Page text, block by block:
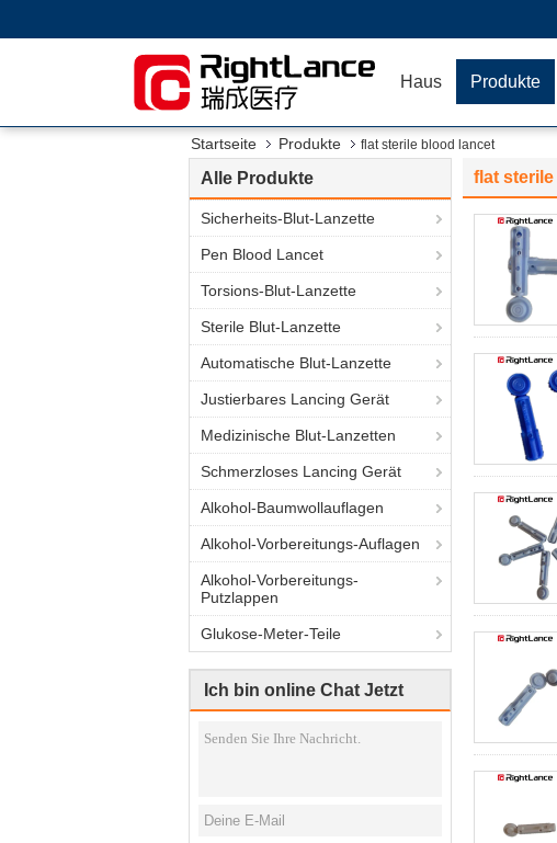
Haus Produkte
Startseite Produkte flat sterile blood lancet
Alle Produkte
Sicherheits-Blut-Lanzette
Pen Blood Lancet
Torsions-Blut-Lanzette
Sterile Blut-Lanzette
Automatische Blut-Lanzette
Justierbares Lancing Gerät
Medizinische Blut-Lanzetten
Schmerzloses Lancing Gerät
Alkohol-Baumwollauflagen
Alkohol-Vorbereitungs-Auflagen
Alkohol-Vorbereitungs-
Putzlappen
Glukose-Meter-Teile
Ich bin online Chat Jetzt
flat